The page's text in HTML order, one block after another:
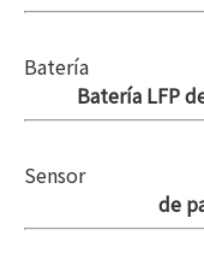
Batería LFP
de